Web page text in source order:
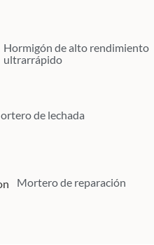
Hormigón de alto rendimiento
ultrarrápido
de lechada
Mortero de reparación